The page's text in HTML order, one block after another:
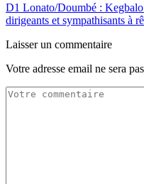
D1 Lonato/Doumbé :
dirigeants et sympathisants à
Laisser un commentaire
Votre adresse email ne sera